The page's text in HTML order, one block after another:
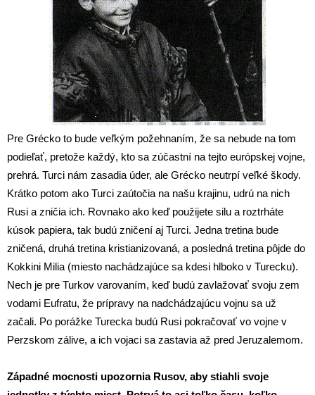
Pre Grécko to bude veľkým požehnaním, že sa nebude na tom
podieľať, pretože každý, kto sa zúčastní na tejto európskej vojne,
prehrá. Turci nám zasadia úder, ale Grécko neutrpí veľké škody.
Krátko potom ako Turci zaútočia na našu krajinu, udrú na nich
Rusi a zničia ich. Rovnako ako keď použijete silu a roztrháte
kúsok papiera, tak budú zničení aj Turci. Jedna tretina bude
zničená, druhá tretina kristianizovaná, a posledná tretina pôjde do
Kokkini Milia (miesto nachádzajúce sa kdesi hlboko v Turecku).
Nech je pre Turkov varovaním, keď budú zavlažovať svoju zem
vodami Eufratu, že prípravy na nadchádzajúcu vojnu sa už
začali. Po porážke Turecka budú Rusi pokračovať vo vojne v
Perzskom zálive, a ich vojaci sa zastavia až pred Jeruzalemom.
Západné mocnosti upozornia Rusov, aby stiahli svoje